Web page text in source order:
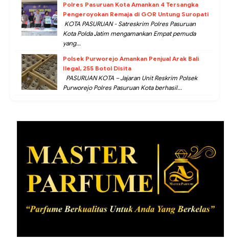
Polres Pasuruan Kota Amankan 4 Tersangka
Pengeroyokan Remaja di GOR Untung Suropati
KOTA PASURUAN - Satreskrim Polres Pasuruan
Kota Polda Jatim mengamankan Empat pemuda
yang...
Polsek Purworejo Amankan Penjual Arak Bali
Ilegal, 255 Botol Disita
PASURUAN KOTA – Jajaran Unit Reskrim Polsek
Purworejo Polres Pasuruan Kota berhasil...